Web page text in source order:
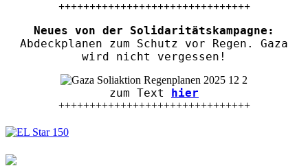
+++++++++++++++++++++++++++++++
Neues von der Solidaritätskampagne:
Abdeckplanen zum Schutz vor Regen. Gaza
wird nicht vergessen!
zum Text hier
+++++++++++++++++++++++++++++++